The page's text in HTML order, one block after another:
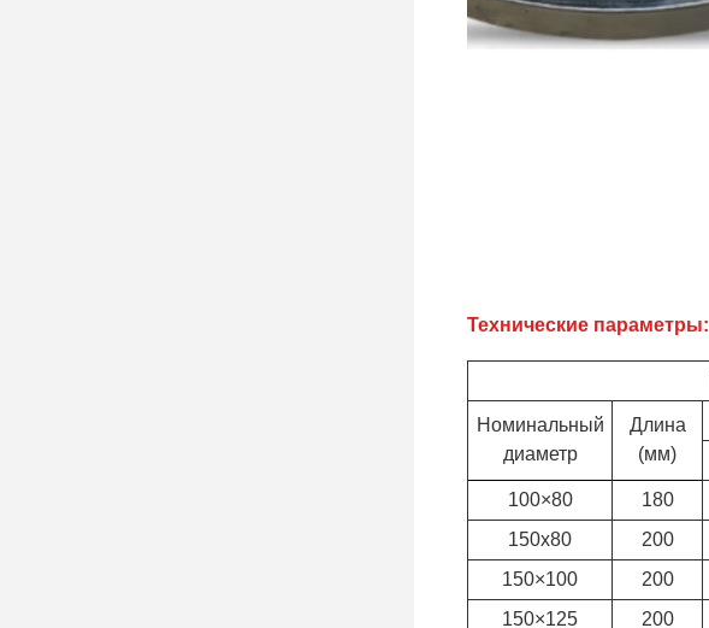
Технические параметры:
Номинальный
диаметр
Длина
(мм)
100×80
180
150х80
200
150×100
200
150×125
200